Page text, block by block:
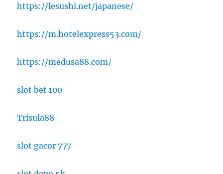
https://lesushi.net/japanese/
https://m.hotelexpress53.com/
https://medusa88.com/
slot bet 100
Trisula88
slot gacor 777